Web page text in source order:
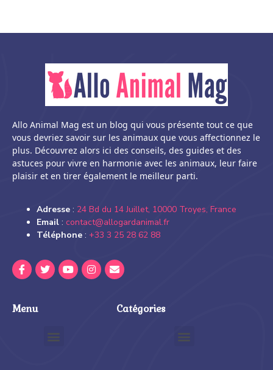
Allo Animal Mag est un blog qui vous présente tout ce que
vous devriez savoir sur les animaux que vous affectionnez le
plus. Découvrez alors ici des conseils, des guides et des
astuces pour vivre en harmonie avec les animaux, leur faire
plaisir et en tirer également le meilleur parti.
Adresse : 24 Bd du 14 Juillet, 10000 Troyes, France
Email : contact@allogardanimal.fr
Téléphone : +33 3 25 28 62 88
Menu Catégories